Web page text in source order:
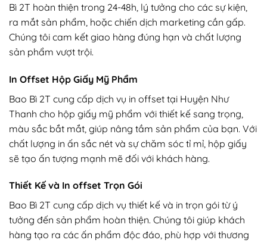
Bì 2T hoàn thiện trong 24-48h, lý tưởng cho các sự kiện,
ra mắt sản phẩm, hoặc chiến dịch marketing cần gấp.
Chúng tôi cam kết giao hàng đúng hạn và chất lượng
sản phẩm vượt trội.
In Offset Hộp Giấy Mỹ Phẩm
Bao Bì 2T cung cấp dịch vụ in offset tại Huyện Như
Thanh cho hộp giấy mỹ phẩm với thiết kế sang trọng,
màu sắc bắt mắt, giúp nâng tầm sản phẩm của bạn. Với
chất lượng in ấn sắc nét và sự chăm sóc tỉ mỉ, hộp giấy
sẽ tạo ấn tượng mạnh mẽ đối với khách hàng.
Thiết Kế và In offset Trọn Gói
Bao Bì 2T cung cấp dịch vụ thiết kế và in trọn gói từ ý
tưởng đến sản phẩm hoàn thiện. Chúng tôi giúp khách
hàng tạo ra các ấn phẩm độc đáo, phù hợp với thương